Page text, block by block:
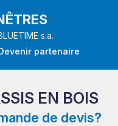
s.a.
partenaire
EN BOIS
de devis?